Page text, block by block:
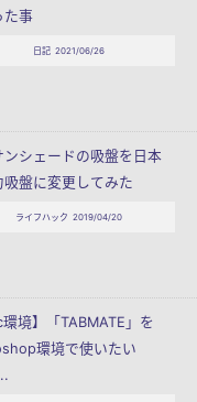
た事
日記 2021/06/26
ンシェードの吸盤を日本
吸盤に変更してみた
ライフハック 2019/04/20
環境】「TABMATE」を
環境で使いたい